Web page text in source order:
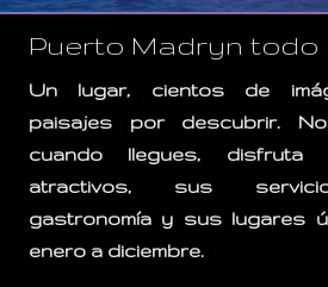
Puerto Madryn todo
Un lugar, cientos de
paisajes por descubrir.
cuando llegues,
atractivos, sus
gastronomía y sus lugares
enero a diciembre.